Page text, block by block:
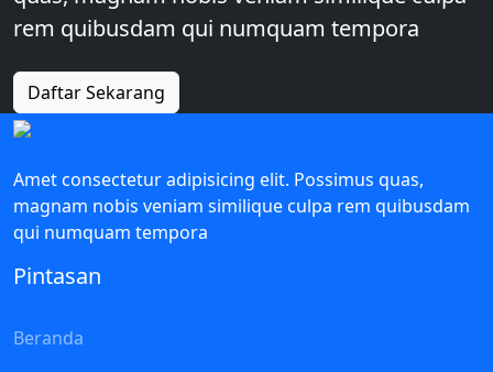
rem quibusdam qui numquam tempora
Daftar Sekarang
Amet consectetur adipisicing elit. Possimus quas,
magnam nobis veniam similique culpa rem quibusdam
qui numquam tempora
Pintasan
Beranda